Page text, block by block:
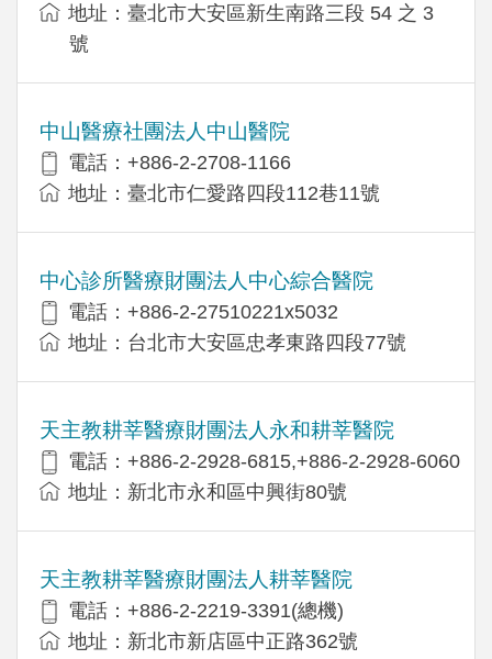
地址：臺北市大安區新生南路三段 54 之 3
號
中山醫療社團法人中山醫院
電話：+886-2-2708-1166
地址：臺北市仁愛路四段112巷11號
中心診所醫療財團法人中心綜合醫院
電話：+886-2-27510221x5032
地址：台北市大安區忠孝東路四段77號
天主教耕莘醫療財團法人永和耕莘醫院
電話：+886-2-2928-6815,+886-2-2928-6060
地址：新北市永和區中興街80號
天主教耕莘醫療財團法人耕莘醫院
電話：+886-2-2219-3391(總機)
地址：新北市新店區中正路362號